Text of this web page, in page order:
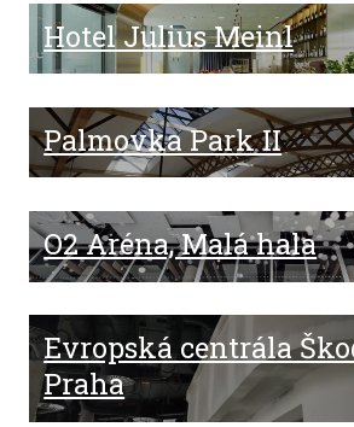
Hotel Julius Meinl
Palmovka Park II
O2 Aréna, Malá hala
Evropská centrála
Praha